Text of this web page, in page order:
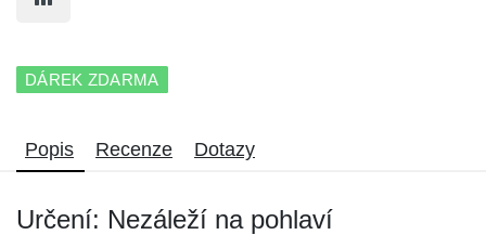
DÁREK ZDARMA
Popis Recenze Dotazy
Určení: Nezáleží na pohlaví